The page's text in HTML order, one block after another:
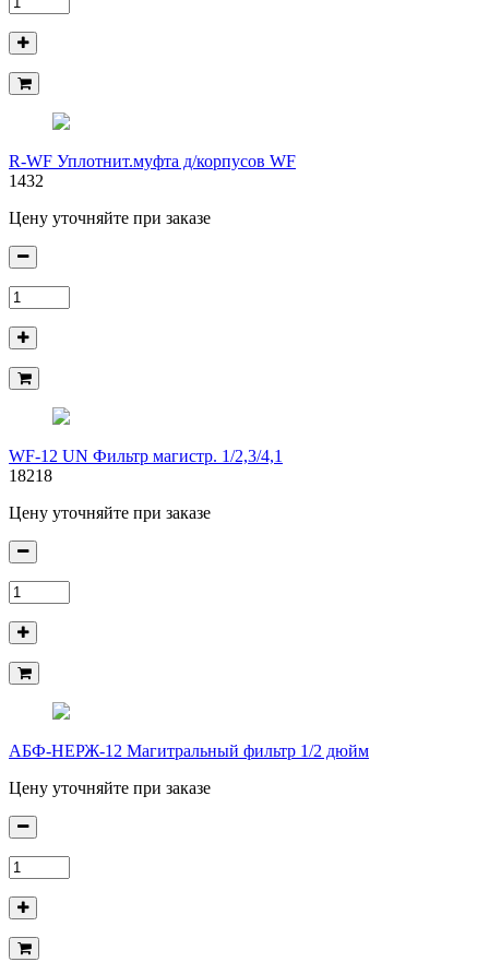
R-WF Уплотнит.муфта д/корпусов WF
1432
Цену уточняйте при заказе
WF-12 UN Фильтр магистр. 1/2,3/4,1
18218
Цену уточняйте при заказе
АБФ-НЕРЖ-12 Магитральный фильтр 1/2 дюйм
Цену уточняйте при заказе